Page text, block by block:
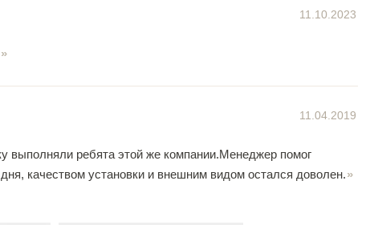
11.10.2023
11.04.2019
выполняли ребята этой же компании.Менеджер помог
качеством установки и внешним видом остался доволен.